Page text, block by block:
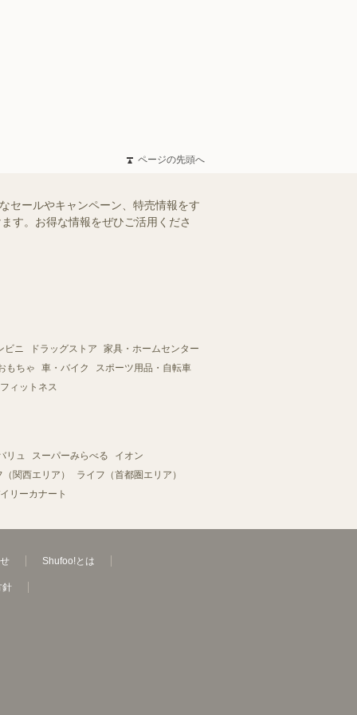
ページの先頭へ
セールやキャンペーン、特売情報をす
す。お得な情報をぜひご活用くださ
ビニ ドラッグストア
家具・ホームセンター
もちゃ
車・バイク
スポーツ用品・自転車
ィットネス
リュ スーパーみらべる
イオン
関西エリア）
ライフ（首都圏エリア）
リーカナート
Shufoo!とは
針